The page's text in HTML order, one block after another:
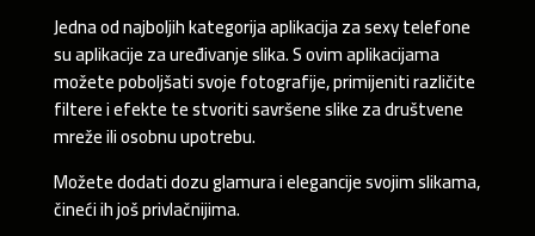
Jedna od najboljih kategorija aplikacija za sexy telefone
su aplikacije za uređivanje slika. S ovim aplikacijama
možete poboljšati svoje fotografije, primijeniti različite
filtere i efekte te stvoriti savršene slike za društvene
mreže ili osobnu upotrebu.
Možete dodati dozu glamura i elegancije svojim slikama,
čineći ih još privlačnijima.